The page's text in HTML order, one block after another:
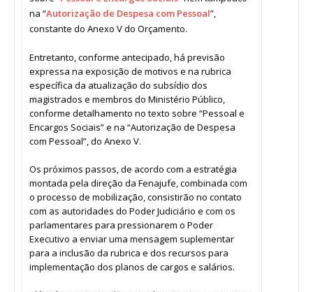
na “Autorização de Despesa com Pessoal”,
constante do Anexo V do Orçamento.
Entretanto, conforme antecipado, há previsão
expressa na exposição de motivos e na rubrica
específica da atualização do subsídio dos
magistrados e membros do Ministério Público,
conforme detalhamento no texto sobre “Pessoal e
Encargos Sociais” e na “Autorização de Despesa
com Pessoal”, do Anexo V.
Os próximos passos, de acordo com a estratégia
montada pela direção da Fenajufe, combinada com
o processo de mobilização, consistirão no contato
com as autoridades do Poder Judiciário e com os
parlamentares para pressionarem o Poder
Executivo a enviar uma mensagem suplementar
para a inclusão da rubrica e dos recursos para
implementação dos planos de cargos e salários.